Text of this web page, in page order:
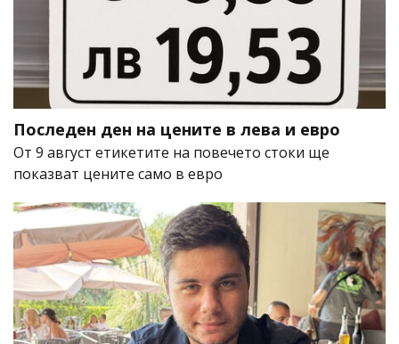
Последен ден на цените в лева и евро
От 9 август етикетите на повечето стоки ще
показват цените само в евро